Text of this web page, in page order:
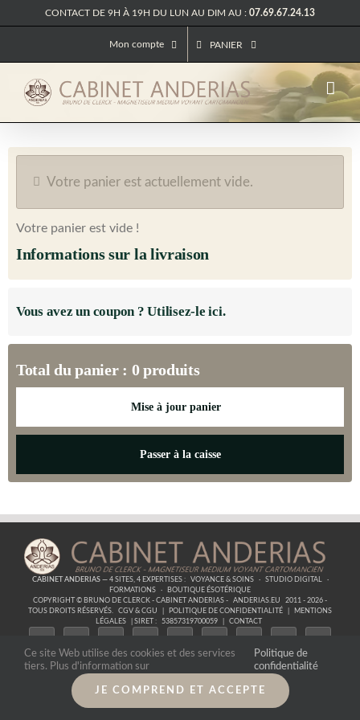
CONTACT DE 9H À 19H DU LUN AU DIM AU : 07.69.67.24.13
Mon compte PANIER
Votre panier est actuellement vide.
Votre panier est vide !
Informations sur la livraison
Vous avez un coupon ? Utilisez-le ici.
Total du panier : 0produits
Mise à jour panier
Passer à la caisse
CABINET ANDERIAS— 4 SITES, 4 EXPERTISES : VOYANCE & SOINS · STUDIO DIGITAL
·
FORMATIONS
·
BOUTIQUE ÉSOTÉRIQUE
COPYRIGHT © BRUNO DE CLERCK - CABINET ANDERIAS -
ANDERIAS.EU
2011 - 2026 -
TOUS DROITS RÉSERVÉS.
CGV & CGU POLITIQUE DE CONFIDENTIALITÉ
MENTIONS
LÉGALES
| SIRET : 53857319700059 CONTACT
Ce site Web utilise des cookies et des services
tiers. Plus d'information sur
Politique de
confidentialité
JE COMPREND ET ACCEPTE